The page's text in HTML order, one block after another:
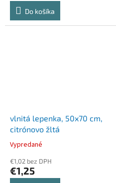
Do košíka
vlnitá lepenka, 50x70 cm,
citrónovo žltá
Vypredané
€1,02 bez DPH
€1,25